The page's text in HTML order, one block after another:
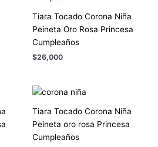
Tiara Tocado Corona Niña
Peineta Oro Rosa Princesa
Cumpleaños
$26,000
Tiara Tocado Corona Niña
Peineta oro rosa Princesa
Cumpleaños